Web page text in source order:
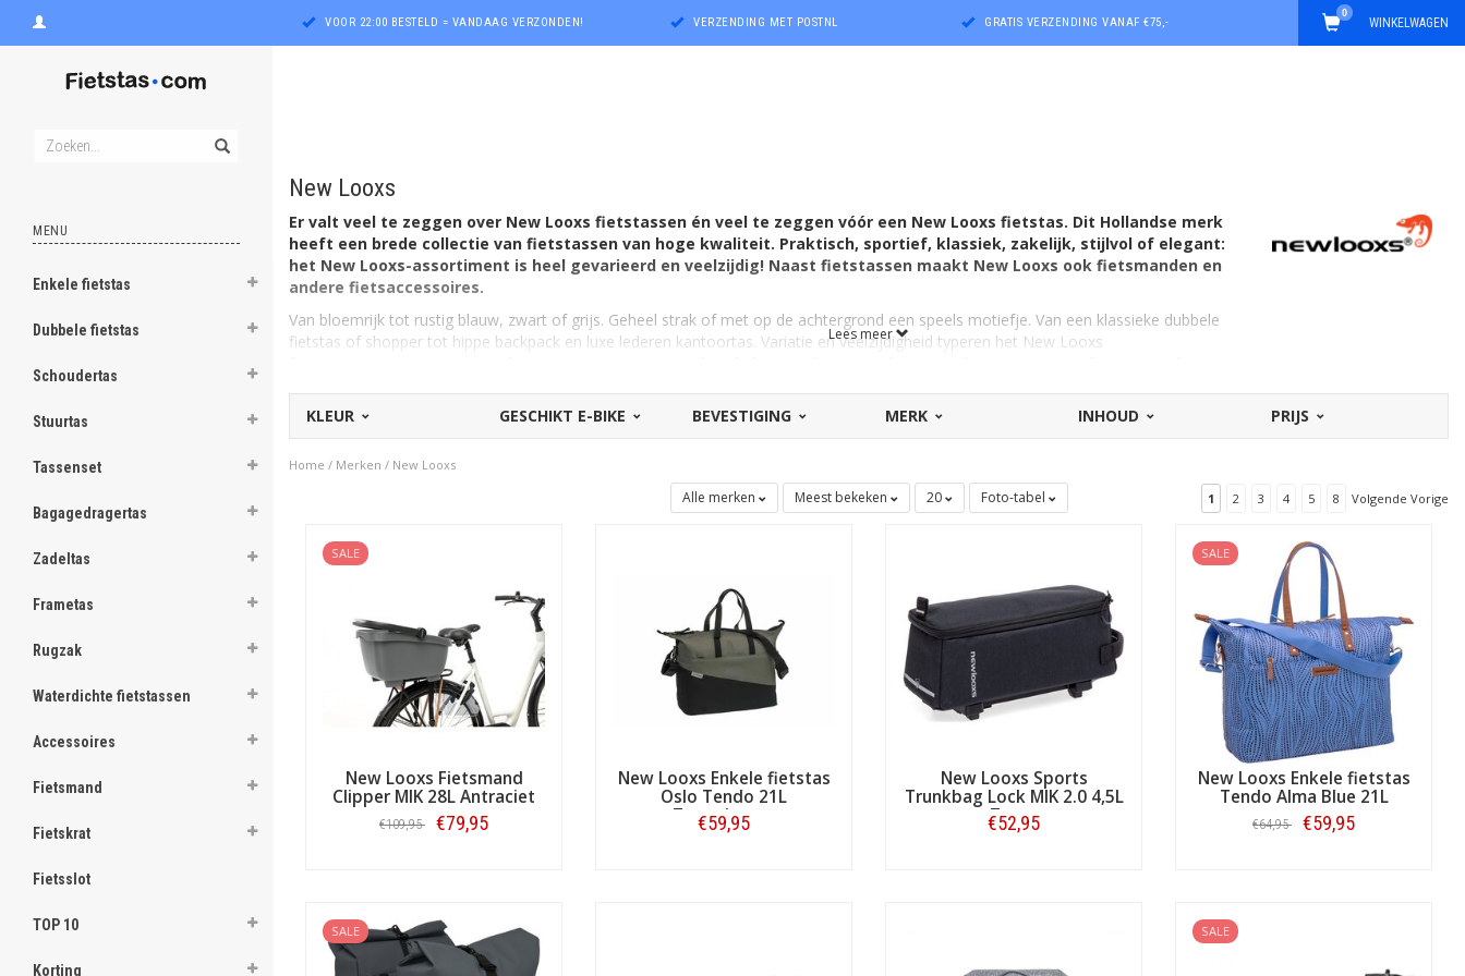
VOOR 22:00 BESTELD = VANDAAG VERZONDEN! VERZENDING MET POSTNL GRATIS VERZENDING VANAF €75,- WINKELWAGEN
0
MENU
Enkele fietstas
Dubbele fietstas
Schoudertas
Stuurtas
Tassenset
Bagagedragertas
Zadeltas
Frametas
Rugzak
Waterdichte fietstassen
Accessoires
Fietsmand
Fietskrat
Fietsslot
TOP 10
Korting
New Looxs
Er valt veel te zeggen over New Looxs fietstassen én veel te zeggen vóór een New Looxs fietstas. Dit Hollandse merk
heeft een brede collectie van fietstassen van hoge kwaliteit. Praktisch, sportief, klassiek, zakelijk, stijlvol of elegant:
het New Looxs-assortiment is heel gevarieerd en veelzijdig! Naast fietstassen maakt New Looxs ook fietsmanden en
andere fietsaccessoires.
Van bloemrijk tot rustig blauw, zwart of grijs. Geheel strak of met op de achtergrond een speels motiefje. Van een klassieke dubbele
fietstas of shopper tot hippe backpack en luxe lederen kantoortas. Variatie en veelzijdigheid typeren het New Looxs
Lees meer
KLEUR GESCHIKT E-BIKE BEVESTIGING MERK INHOUD PRIJS
Home / Merken / New Looxs
Alle merken Meest bekeken 20 Foto-tabel 1 2 3 4 5 8 Volgende Vorige
SALE
New Looxs Fietsmand
Clipper MIK 28L Antraciet
€109,95 €79,95
New Looxs Enkele fietstas
Oslo Tendo 21L
Zwart/groen
€59,95
New Looxs Sports
Trunkbag Lock MIK 2.0 4,5L
Zwart
€52,95
SALE
New Looxs Enkele fietstas
Tendo Alma Blue 21L
€64,95 €59,95
SALE SALE